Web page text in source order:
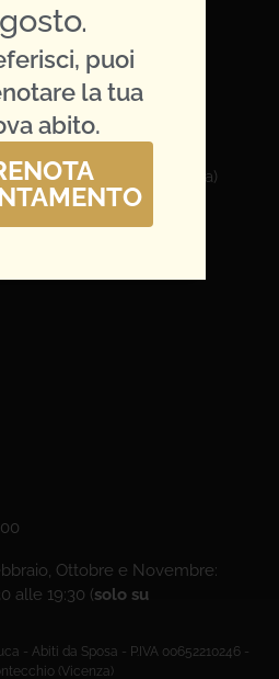
Maggiore (Vicenza)
Ottobre e Novembre:
alle 19:30 (solo su
- Abiti da Sposa - P.IVA 00652210246 -
(Vicenza)
puoi
la tua
abito.